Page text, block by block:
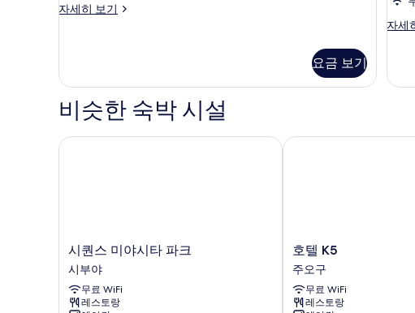
+
모
두
기
자세히 보기
스
발
니
(STANDARD
+
요금 보기
망
+
진
자세
스
코
전
비슷한 숙박 시설
시
퀀
스
미
야
시퀀스 미야시타 파크
시부야
무료 WiFi
레스토랑
시퀀스 미야시타 파크
호
텔
K5
주
오
호텔 K5
주오구
무료 WiFi
레스토랑
호텔 K5